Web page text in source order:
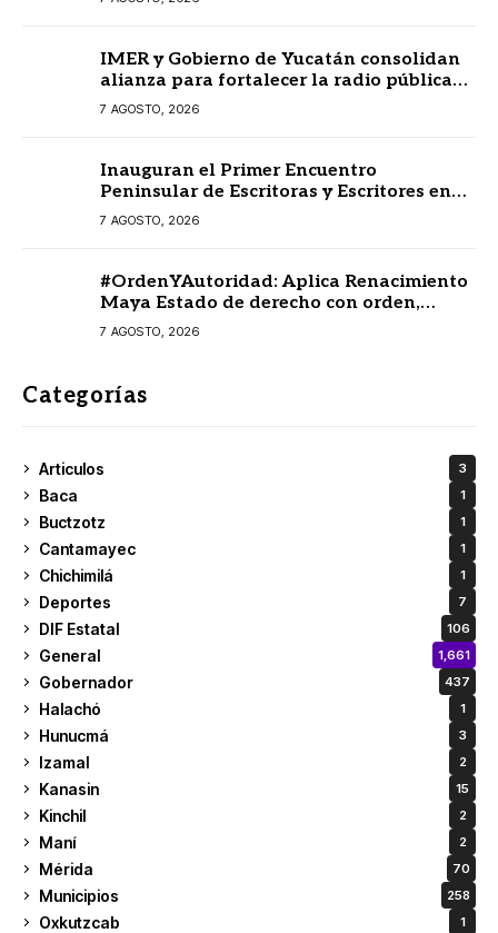
IMER y Gobierno de Yucatán consolidan
alianza para fortalecer la radio pública
en beneficio de la ciudadanía
7 AGOSTO, 2026
Inauguran el Primer Encuentro
Peninsular de Escritoras y Escritores en
Lengua Maya 2026
7 AGOSTO, 2026
#OrdenYAutoridad: Aplica Renacimiento
Maya Estado de derecho con orden,
coordinación y saldo blanco
7 AGOSTO, 2026
Categorías
Articulos 3
Baca 1
Buctzotz 1
Cantamayec 1
Chichimilá 1
Deportes 7
DIF Estatal 106
General 1,661
Gobernador 437
Halachó 1
Hunucmá 3
Izamal 2
Kanasin 15
Kinchil 2
Maní 2
Mérida 70
Municipios 258
Oxkutzcab 1